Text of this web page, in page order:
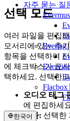
자주 묻는 질
Evertag
Flacbox
한국어
선택 모드
여러 파일을 편집
모서리에 있는 추
항목을 선택하여
에 체크박스가 표
택하세요. 선택한
오디오 태그
에 편집하세
복사: 선택한